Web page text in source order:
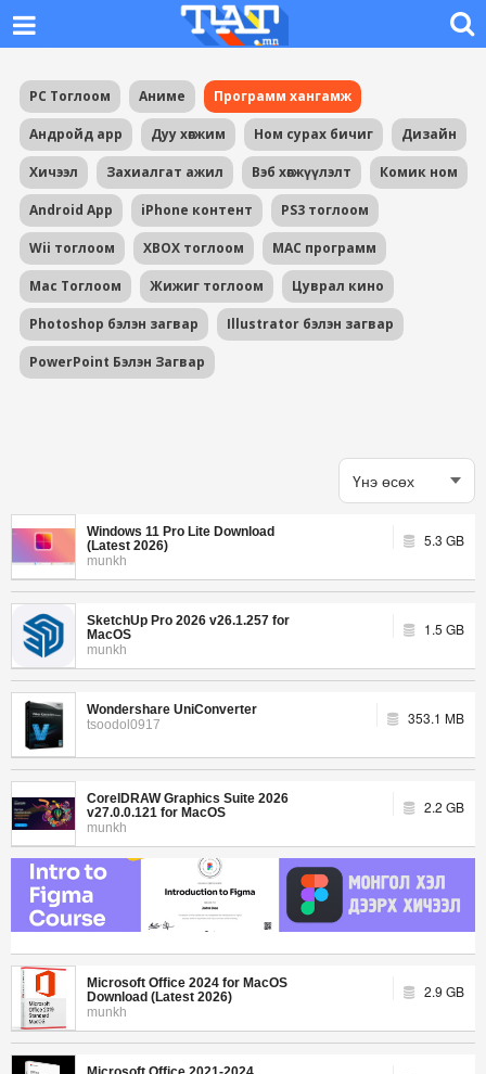
PC Тоглоом Аниме Программ хангамж
Андройд app Дуу хөгжим Ном сурах бичиг Дизайн
Хичээл Захиалгат ажил Вэб хөгжүүлэлт Комик ном
Android App iPhone контент PS3 тоглоом
Wii тоглоом XBOX тоглоом MAC программ
Mac Тоглоом Жижиг тоглоом Цуврал кино
Photoshop бэлэн загвар Illustrator бэлэн загвар
PowerPoint Бэлэн Загвар
Windows 11 Pro Lite Download
(Latest 2026)
munkh
5.3 GB
SketchUp Pro 2026 v26.1.257 for
MacOS
munkh
1.5 GB
Wondershare UniConverter
tsoodol0917
353.1 MB
CorelDRAW Graphics Suite 2026
v27.0.0.121 for MacOS
munkh
2.2 GB
Microsoft Office 2024 for MacOS
Download (Latest 2026)
munkh
2.9 GB